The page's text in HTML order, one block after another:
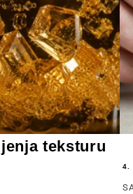
teksturu
4.